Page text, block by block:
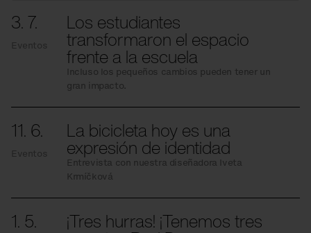
3. 7.
Eventos
Los estudiantes
transformaron el espacio
frente a la escuela
Incluso los pequeños cambios pueden tener un
gran impacto.
11. 6.
Eventos
La bicicleta hoy es una
expresión de identidad
Entrevista con nuestra diseñadora Iveta
Krmíčková
1. 5. ¡Tres hurras! ¡Tenemos tres